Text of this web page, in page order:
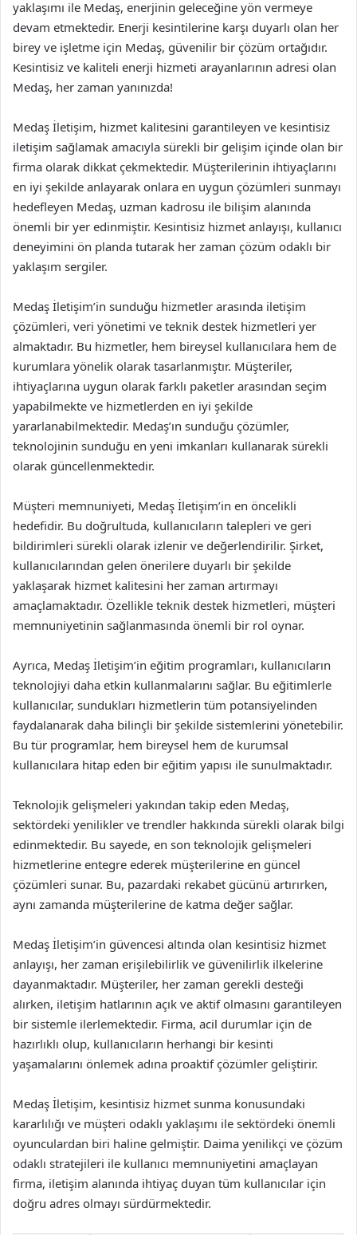
yaklaşımı ile Medaş, enerjinin geleceğine yön vermeye
devam etmektedir. Enerji kesintilerine karşı duyarlı olan her
birey ve işletme için Medaş, güvenilir bir çözüm ortağıdır.
Kesintisiz ve kaliteli enerji hizmeti arayanlarının adresi olan
Medaş, her zaman yanınızda!
Medaş İletişim, hizmet kalitesini garantileyen ve kesintisiz
iletişim sağlamak amacıyla sürekli bir gelişim içinde olan bir
firma olarak dikkat çekmektedir. Müşterilerinin ihtiyaçlarını
en iyi şekilde anlayarak onlara en uygun çözümleri sunmayı
hedefleyen Medaş, uzman kadrosu ile bilişim alanında
önemli bir yer edinmiştir. Kesintisiz hizmet anlayışı, kullanıcı
deneyimini ön planda tutarak her zaman çözüm odaklı bir
yaklaşım sergiler.
Medaş İletişim’in sunduğu hizmetler arasında iletişim
çözümleri, veri yönetimi ve teknik destek hizmetleri yer
almaktadır. Bu hizmetler, hem bireysel kullanıcılara hem de
kurumlara yönelik olarak tasarlanmıştır. Müşteriler,
ihtiyaçlarına uygun olarak farklı paketler arasından seçim
yapabilmekte ve hizmetlerden en iyi şekilde
yararlanabilmektedir. Medaş’ın sunduğu çözümler,
teknolojinin sunduğu en yeni imkanları kullanarak sürekli
olarak güncellenmektedir.
Müşteri memnuniyeti, Medaş İletişim’in en öncelikli
hedefidir. Bu doğrultuda, kullanıcıların talepleri ve geri
bildirimleri sürekli olarak izlenir ve değerlendirilir. Şirket,
kullanıcılarından gelen önerilere duyarlı bir şekilde
yaklaşarak hizmet kalitesini her zaman artırmayı
amaçlamaktadır. Özellikle teknik destek hizmetleri, müşteri
memnuniyetinin sağlanmasında önemli bir rol oynar.
Ayrıca, Medaş İletişim’in eğitim programları, kullanıcıların
teknolojiyi daha etkin kullanmalarını sağlar. Bu eğitimlerle
kullanıcılar, sundukları hizmetlerin tüm potansiyelinden
faydalanarak daha bilinçli bir şekilde sistemlerini yönetebilir.
Bu tür programlar, hem bireysel hem de kurumsal
kullanıcılara hitap eden bir eğitim yapısı ile sunulmaktadır.
Teknolojik gelişmeleri yakından takip eden Medaş,
sektördeki yenilikler ve trendler hakkında sürekli olarak bilgi
edinmektedir. Bu sayede, en son teknolojik gelişmeleri
hizmetlerine entegre ederek müşterilerine en güncel
çözümleri sunar. Bu, pazardaki rekabet gücünü artırırken,
aynı zamanda müşterilerine de katma değer sağlar.
Medaş İletişim’in güvencesi altında olan kesintisiz hizmet
anlayışı, her zaman erişilebilirlik ve güvenilirlik ilkelerine
dayanmaktadır. Müşteriler, her zaman gerekli desteği
alırken, iletişim hatlarının açık ve aktif olmasını garantileyen
bir sistemle ilerlemektedir. Firma, acil durumlar için de
hazırlıklı olup, kullanıcıların herhangi bir kesinti
yaşamalarını önlemek adına proaktif çözümler geliştirir.
Medaş İletişim, kesintisiz hizmet sunma konusundaki
kararlılığı ve müşteri odaklı yaklaşımı ile sektördeki önemli
oyunculardan biri haline gelmiştir. Daima yenilikçi ve çözüm
odaklı stratejileri ile kullanıcı memnuniyetini amaçlayan
firma, iletişim alanında ihtiyaç duyan tüm kullanıcılar için
doğru adres olmayı sürdürmektedir.